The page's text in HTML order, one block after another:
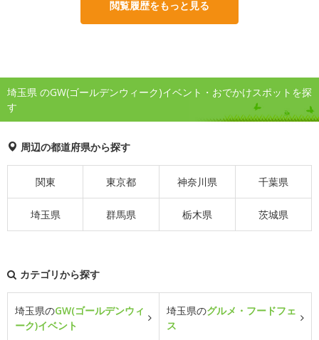
閲覧履歴をもっと見る
埼玉県 のGW(ゴールデンウィーク)イベント・おでかけスポットを探
す
周辺の都道府県から探す
関東 東京都 神奈川県 千葉県
埼玉県 群馬県 栃木県 茨城県
カテゴリから探す
埼玉県のGW(ゴールデンウィ
ーク)イベント
埼玉県のグルメ・フードフェ
ス